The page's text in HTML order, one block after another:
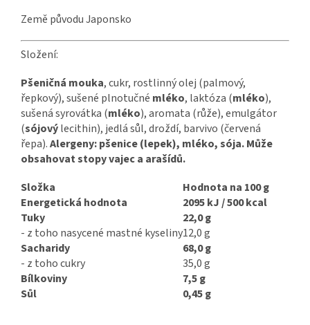
Země původu Japonsko
Složení:
Pšeničná mouka, cukr, rostlinný olej (palmový,
řepkový), sušené plnotučné mléko, laktóza (mléko),
sušená syrovátka (mléko), aromata (růže), emulgátor
(sójovýlecithin), jedlá sůl, droždí, barvivo (červená
řepa).Alergeny: pšenice (lepek), mléko, sója.Může
obsahovat stopy vajec a arašídů.
Složka
Hodnota na 100 g
Energetická hodnota
2095 kJ / 500 kcal
Tuky
22,0 g
- z toho nasycené mastné kyseliny12,0 g
Sacharidy
68,0 g
- z toho cukry
35,0 g
Bílkoviny
7,5 g
Sůl
0,45 g